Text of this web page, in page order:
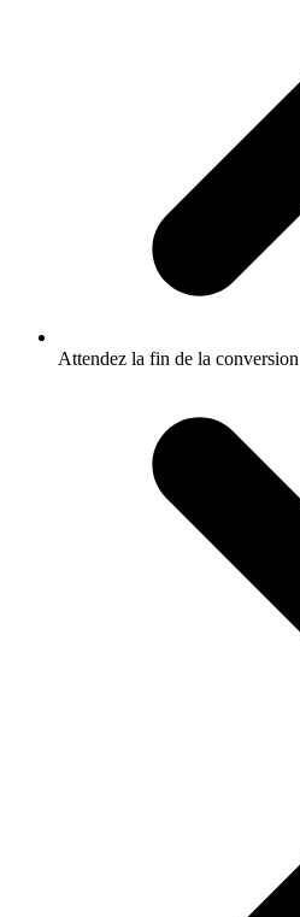
Attendez la fin de la conversion